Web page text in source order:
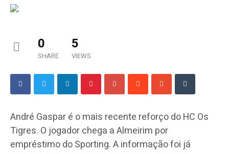
0
SHARE
5
VIEWS
André Gaspar é o mais recente reforço do HC Os
Tigres. O jogador chega a Almeirim por
empréstimo do Sporting. A informação foi já